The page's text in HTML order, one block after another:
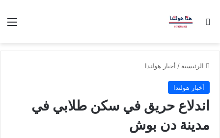
بحث عن
الرئيسية / أخبار هولندا
أخبار هولندا
اندلاع حريق في سكن طلابي في
مدينة دن بوش